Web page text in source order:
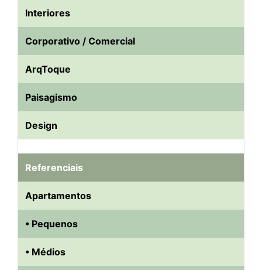
Interiores
Corporativo / Comercial
ArqToque
Paisagismo
Design
Referenciais
Apartamentos
• Pequenos
• Médios